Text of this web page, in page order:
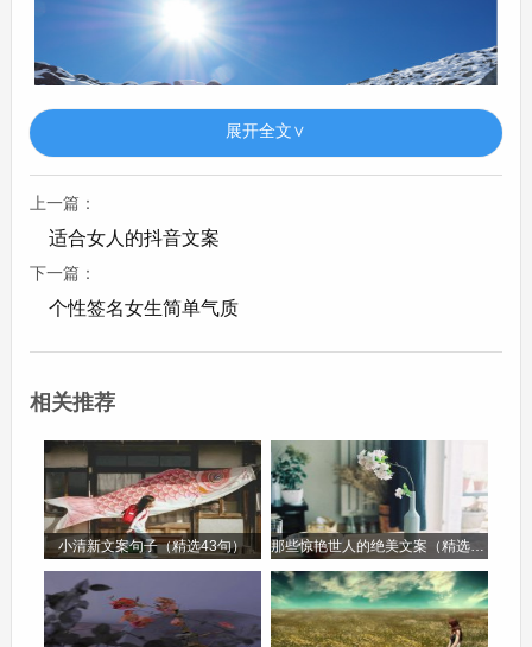
11、下雪了 裹厚点 咱们出去吃火锅哇
12、又下雪了，你在远方又和谁白着头。
13、抓住初雪的小尾巴去见见想见的人。
14、初雪将至，听说告白的人将会白头偕老
15、纯洁的雪，终究是白了我的整个世界。
展开全文∨
上一篇：
适合女人的抖音文案
下一篇：
个性签名女生简单气质
相关推荐
小清新文案句子（精选43句） 那些惊艳世人的绝美文案（精选88句）